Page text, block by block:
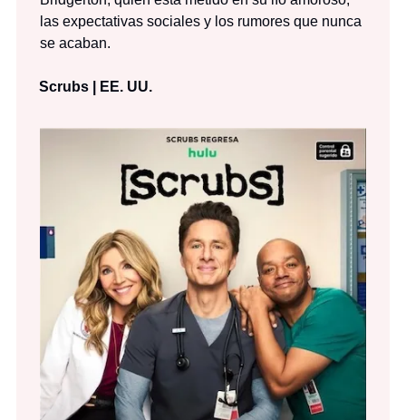
las expectativas sociales y los rumores que nunca
se acaban.
Scrubs | EE. UU.